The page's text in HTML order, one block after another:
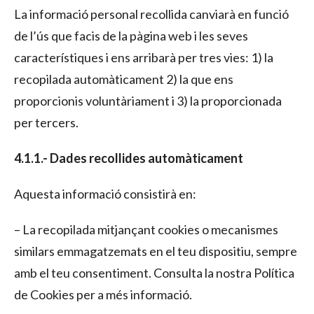
La informació personal recollida canviarà en funció
de l’ús que facis de la pàgina web i les seves
característiques i ens arribarà per tres vies: 1) la
recopilada automàticament 2) la que ens
proporcionis voluntàriament i 3) la proporcionada
per tercers.
4.1.1.- Dades recollides automàticament
Aquesta informació consistirà en:
– La recopilada mitjançant cookies o mecanismes
similars emmagatzemats en el teu dispositiu, sempre
amb el teu consentiment. Consulta la nostra Política
de Cookies per a més informació.